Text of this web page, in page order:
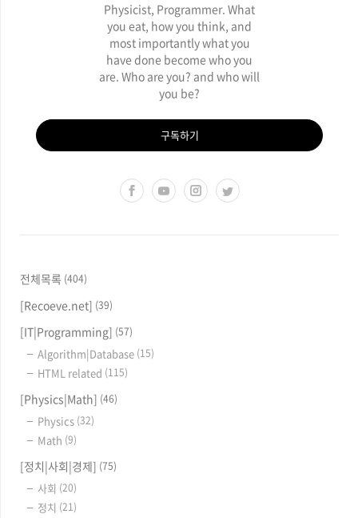
Physicist, Programmer. What
you eat, how you think, and
most importantly what you
have done become who you
are. Who are you? and who will
you be?
구독하기
전체목록 (404)
[Recoeve.net] (39)
[IT|Programming] (57)
Algorithm|Database (15)
HTML related (115)
[Physics|Math] (46)
Physics (32)
Math (9)
[정치|사회|경제] (75)
사회 (20)
정치 (21)